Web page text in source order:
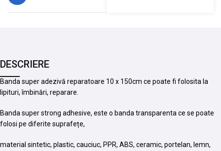
DESCRIERE
Banda super adezivă reparatoare 10 x 150cm ce poate fi folosita la
lipituri, îmbinări, reparare.
Banda super strong adhesive, este o banda transparenta ce se poate
folosi pe diferite suprafețe,
material sintetic, plastic, cauciuc, PPR, ABS, ceramic, portelan, lemn,